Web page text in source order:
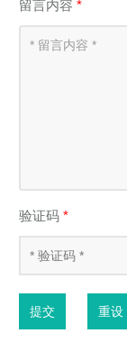
留言内容*
验证码*
提交 重设